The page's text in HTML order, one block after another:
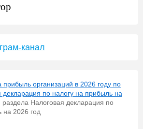
канал
прибыль организаций в 2026 году по
декларация по налогу на прибыль на
раздела Налоговая декларация по
на 2026 год